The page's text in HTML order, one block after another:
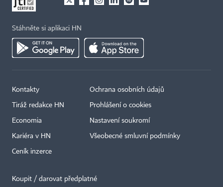
Stáhněte si aplikaci HN
Kontakty
Tiráž redakce HN
Economia
Kariéra v HN
Ceník inzerce
Ochrana osobních údajů
Prohlášení o cookies
Nastavení soukromí
Všeobecné smluvní podmínky
Koupit / darovat předplatné